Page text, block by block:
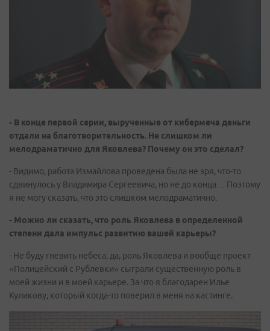
- В конце первой серии, вырученные от кибермеча деньги
отдали на благотворительность. Не слишком ли
мелодраматично для Яковлева? Почему он это сделал?
- Видимо, работа Измайлова проведена была не зря, что-то
сдвинулось у Владимира Сергеевича, но не до конца… Поэтому
я не могу сказать, что это слишком мелодраматично.
- Можно ли сказать, что роль Яковлева в определенной
степени дала импульс развитию вашей карьеры?
- Не буду гневить небеса, да, роль Яковлева и вообще проект
«Полицейский с Рублевки» сыграли существенную роль в
моей жизни и в моей карьере. За что я благодарен Илье
Куликову, который когда-то поверил в меня на кастинге.